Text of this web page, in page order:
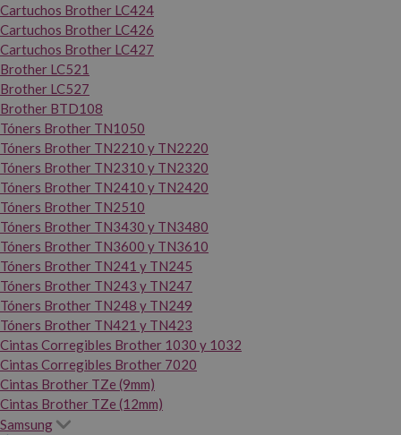
Cartuchos Brother LC424
Cartuchos Brother LC426
Cartuchos Brother LC427
Brother LC521
Brother LC527
Brother BTD108
Tóners Brother TN1050
Tóners Brother TN2210 y TN2220
Tóners Brother TN2310 y TN2320
Tóners Brother TN2410 y TN2420
Tóners Brother TN2510
Tóners Brother TN3430 y TN3480
Tóners Brother TN3600 y TN3610
Tóners Brother TN241 y TN245
Tóners Brother TN243 y TN247
Tóners Brother TN248 y TN249
Tóners Brother TN421 y TN423
Cintas Corregibles Brother 1030 y 1032
Cintas Corregibles Brother 7020
Cintas Brother TZe (9mm)
Cintas Brother TZe (12mm)
Samsung